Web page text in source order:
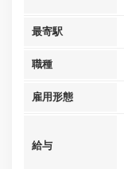
最寄駅
職種
雇用形態
給与